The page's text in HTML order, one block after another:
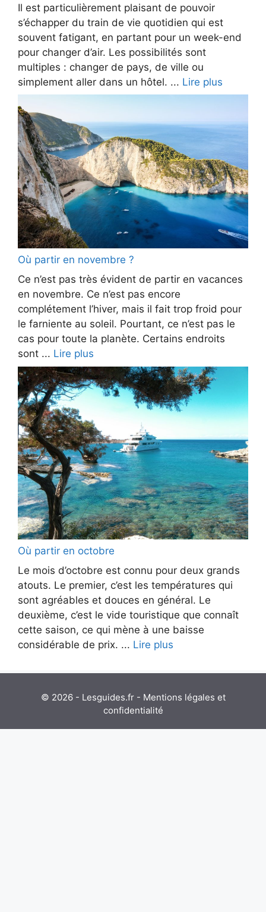
Il est particulièrement plaisant de pouvoir
s’échapper du train de vie quotidien qui est
souvent fatigant, en partant pour un week-end
pour changer d’air. Les possibilités sont
multiples : changer de pays, de ville ou
simplement aller dans un hôtel. ... Lire plus
Où partir en novembre ?
Ce n’est pas très évident de partir en vacances
en novembre. Ce n’est pas encore
complétement l’hiver, mais il fait trop froid pour
le farniente au soleil. Pourtant, ce n’est pas le
cas pour toute la planète. Certains endroits
sont ... Lire plus
Où partir en octobre
Le mois d’octobre est connu pour deux grands
atouts. Le premier, c’est les températures qui
sont agréables et douces en général. Le
deuxième, c’est le vide touristique que connaît
cette saison, ce qui mène à une baisse
considérable de prix. ... Lire plus
© 2026 - Lesguides.fr - Mentions légales et
confidentialité